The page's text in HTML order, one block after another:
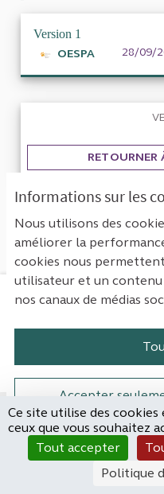
Informations sur les
Nous utilisons des
améliorer la
cookies nous
utilisateur et un
nos canaux de médias
Accepter
Version 1
OESPA
28/09/
RETOURNER
Mentions
Site réalisé par
Open Source Politics
grâce aulogiciel libre
(Lien externe)
Ce site utilise des
ceux que vous souhaitez
Tout accepter
Politique